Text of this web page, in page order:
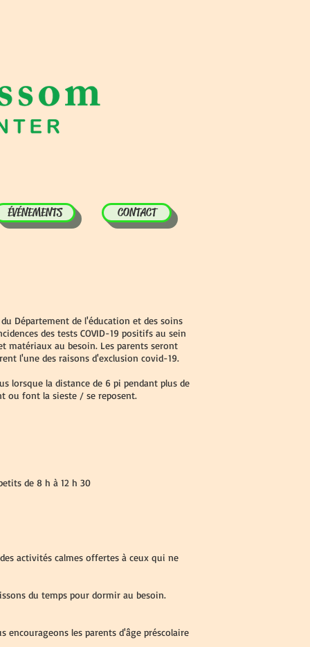
ÉVÉNEMENTS CONTACT
Département de l'éducation et des soins
des tests COVID-19 positifs au sein
matériaux au besoin. Les parents seront
l'une des raisons d'exclusion covid-19.
lorsque la distance de 6 pi pendant plus de
ou font la sieste / se reposent.
de 8 h à 12 h 30
activités calmes offertes à ceux qui ne
du temps pour dormir au besoin.
encourageons les parents d'âge préscolaire